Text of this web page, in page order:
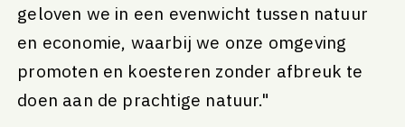
geloven we in een evenwicht tussen natuur
en economie, waarbij we onze omgeving
promoten en koesteren zonder afbreuk te
doen aan de prachtige natuur."